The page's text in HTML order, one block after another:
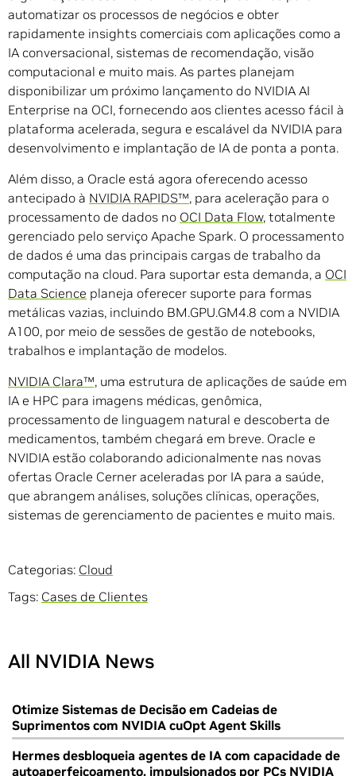
automatizar os processos de negócios e obter
rapidamente insights comerciais com aplicações como a
IA conversacional, sistemas de recomendação, visão
computacional e muito mais. As partes planejam
disponibilizar um próximo lançamento do NVIDIA AI
Enterprise na OCI, fornecendo aos clientes acesso fácil à
plataforma acelerada, segura e escalável da NVIDIA para
desenvolvimento e implantação de IA de ponta a ponta.
Além disso, a Oracle está agora oferecendo acesso
antecipado à NVIDIA RAPIDS™, para aceleração para o
processamento de dados no OCI Data Flow, totalmente
gerenciado pelo serviço Apache Spark. O processamento
de dados é uma das principais cargas de trabalho da
computação na cloud. Para suportar esta demanda, a OCI
Data Science planeja oferecer suporte para formas
metálicas vazias, incluindo BM.GPU.GM4.8 com a NVIDIA
A100, por meio de sessões de gestão de notebooks,
trabalhos e implantação de modelos.
NVIDIA Clara™, uma estrutura de aplicações de saúde em
IA e HPC para imagens médicas, genômica,
processamento de linguagem natural e descoberta de
medicamentos, também chegará em breve. Oracle e
NVIDIA estão colaborando adicionalmente nas novas
ofertas Oracle Cerner aceleradas por IA para a saúde,
que abrangem análises, soluções clínicas, operações,
sistemas de gerenciamento de pacientes e muito mais.
Categorias: Cloud
Tags: Cases de Clientes
All NVIDIA News
Otimize Sistemas de Decisão em Cadeias de
Suprimentos com NVIDIA cuOpt Agent Skills
Hermes desbloqueia agentes de IA com capacidade de
autoaperfeiçoamento, impulsionados por PCs NVIDIA